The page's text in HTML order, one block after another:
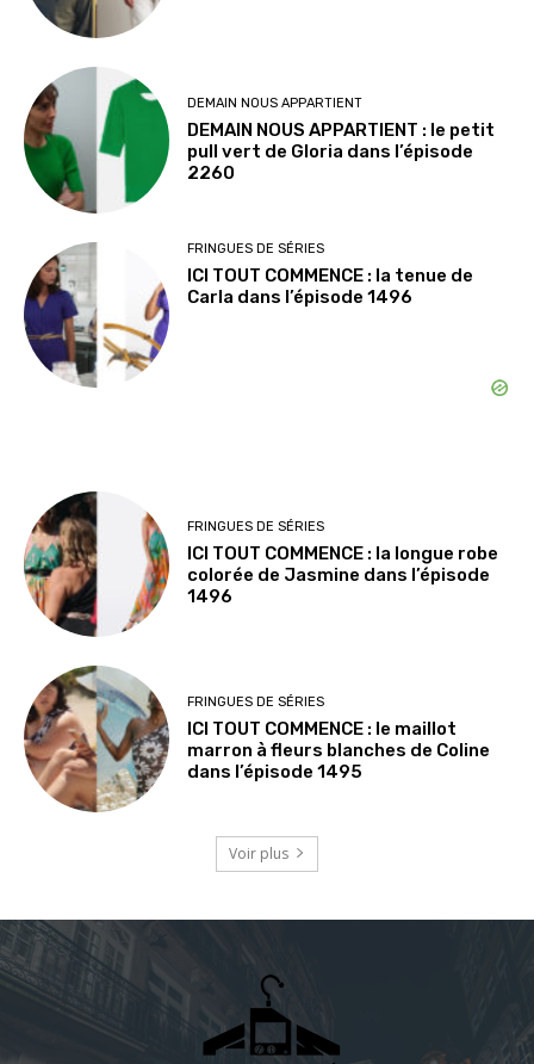
DEMAIN NOUS APPARTIENT
DEMAIN NOUS APPARTIENT : le petit
pull vert de Gloria dans l’épisode
2260
FRINGUES DE SÉRIES
ICI TOUT COMMENCE : la tenue de
Carla dans l’épisode 1496
FRINGUES DE SÉRIES
ICI TOUT COMMENCE : la longue robe
colorée de Jasmine dans l’épisode
1496
FRINGUES DE SÉRIES
ICI TOUT COMMENCE : le maillot
marron à fleurs blanches de Coline
dans l’épisode 1495
Voir plus